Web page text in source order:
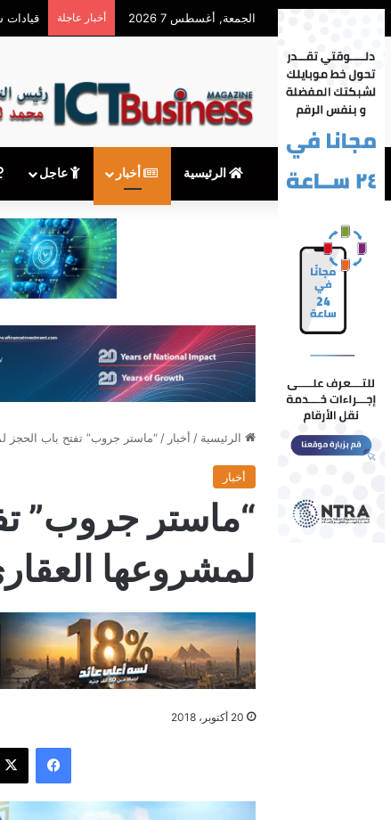
الجمعة, أغسطس 7 2026 أخبار عاجلة معهدITI شريك أكاديمي في المؤتمر السنوي للمنظمة العربية لشبكات البحث والتعليم
الرئيسية أخبار عاجل
الرئيسية / أخبار /“ماستر جروب” تفتح باب الحجز
أخبار
“ماستر جروب”
لمشروعها
20 أكتوبر، 2018